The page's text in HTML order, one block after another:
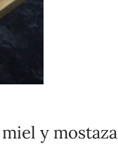
y mostaza